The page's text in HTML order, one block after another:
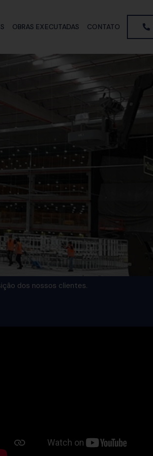
OBRAS EXECUTADAS CONTATO
dos nossos clientes.